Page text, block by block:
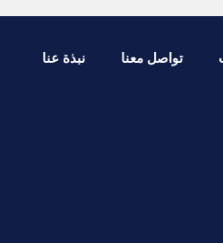
نبذة عنا تواصل معنا